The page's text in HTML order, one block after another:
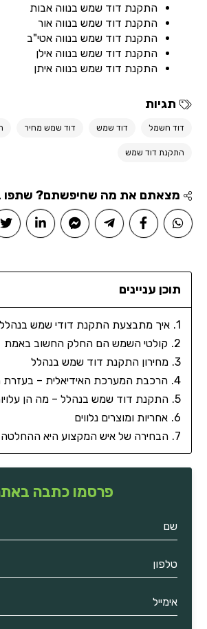
התקנת דוד שמש בנווה אבות
התקנת דוד שמש בנווה אור
התקנת דוד שמש בנווה אטי"ב
התקנת דוד שמש בנווה אילן
התקנת דוד שמש בנווה איתן
תגיות
דוד חשמל דוד שמש דוד שמש מחיר
התקנת דוד שמש
מצאתם את מה שחיפשתם? שתפו
תוכן עניינים
איך מתבצעת התקנת דודי שמש
קולטי השמש הם החלק החשוב באמת
מחירון התקנת דוד שמש בנהלל
הרכבת המערכת האידיאלית – בעזרת
התקנת דוד שמש בנהלל – מה הן
אחריות ומוצרים נלווים
הבחירה של איש המקצוע היא
פרסמו כתבה